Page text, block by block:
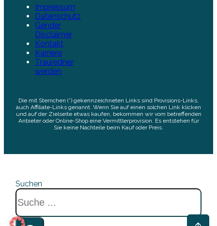
Impressum
Datenschutz
Gender
Disclaimer
Kontakt
Karriere
Trauredner
werden
Die mit Sternchen (*) gekennzeichneten Links sind Provisions-Links,
auch Affiliate-Links genannt. Wenn Sie auf einen solchen Link klicken
und auf der Zielseite etwas kaufen, bekommen wir vom betreffenden
Anbieter oder Online-Shop eine Vermittlerprovision. Es entstehen für
Sie keine Nachteile beim Kauf oder Preis.
Suchen